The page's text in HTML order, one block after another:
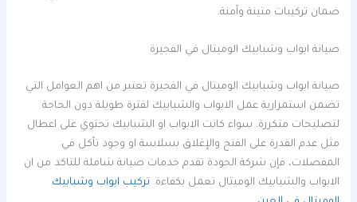
ضمان تركيبات متينة وآمنة.
صيانة ابواب وشبابيك الوميتال في الفجيرة
صيانة ابواب وشبابيك الوميتال في الفجيرة تعتبر من اهم العوامل التي
تضمن استمرارية عمل الابواب والشبابيك لفترة طويلة دون الحاجة
لتصليحات متكررة. سواء كانت الابواب او الشبابيك تحتوي على اعطال
مثل عدم القدرة على الفتح والإغلاق بسلاسة او وجود تآكل في
المفصلات، فإن شركة الجودة تقدم خدمات صيانة شاملة للتاكد من ان
الابواب والشبابيك الوميتال تعمل بكفاءة. تركيب ابواب وشبابيك